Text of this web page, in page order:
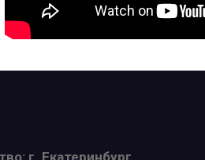
г. Екатеринбург